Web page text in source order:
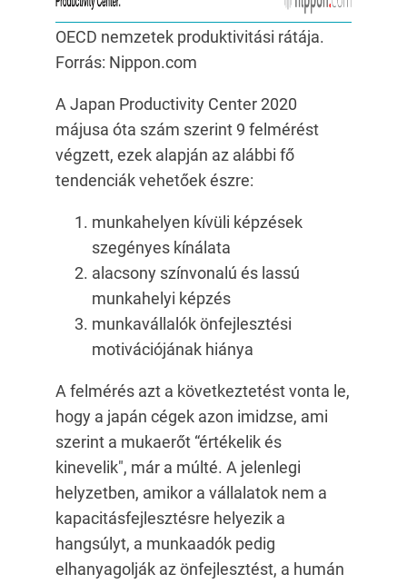
OECD nemzetek produktivitási rátája.
Forrás: Nippon.com
A Japan Productivity Center 2020
májusa óta szám szerint 9 felmérést
végzett, ezek alapján az alábbi fő
tendenciák vehetőek észre:
munkahelyen kívüli képzések
szegényes kínálata
alacsony színvonalú és lassú
munkahelyi képzés
munkavállalók önfejlesztési
motivációjának hiánya
A felmérés azt a következtetést vonta le,
hogy a japán cégek azon imidzse, ami
szerint a mukaerőt “értékelik és
kinevelik", már a múlté. A jelenlegi
helyzetben, amikor a vállalatok nem a
kapacitásfejlesztésre helyezik a
hangsúlyt, a munkaadók pedig
elhanyagolják az önfejlesztést, a humán